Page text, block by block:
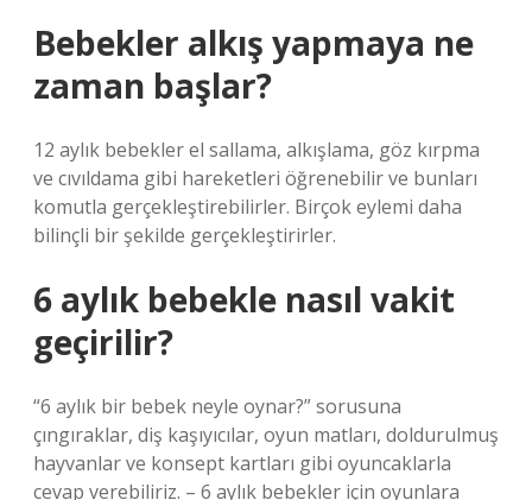
Bebekler alkış yapmaya ne
zaman başlar?
12 aylık bebekler el sallama, alkışlama, göz kırpma
ve cıvıldama gibi hareketleri öğrenebilir ve bunları
komutla gerçekleştirebilirler. Birçok eylemi daha
bilinçli bir şekilde gerçekleştirirler.
6 aylık bebekle nasıl vakit
geçirilir?
“6 aylık bir bebek neyle oynar?” sorusuna
çıngıraklar, diş kaşıyıcılar, oyun matları, doldurulmuş
hayvanlar ve konsept kartları gibi oyuncaklarla
cevap verebiliriz. – 6 aylık bebekler için oyunlara